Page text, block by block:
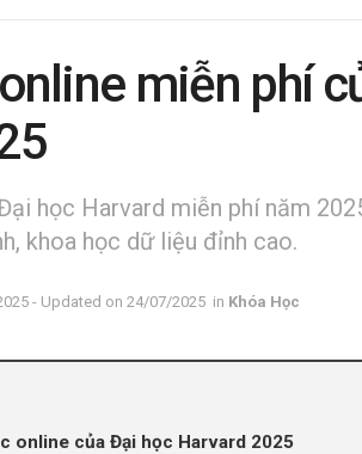
miễn phí
học Harvard miễn phí năm
khoa học dữ liệu đỉnh cao.
- Updated on 24/07/2025 in Khóa Học
online của Đại học Harvard 2025